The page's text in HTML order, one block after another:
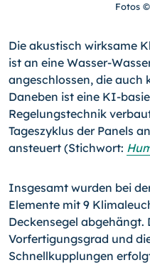
Fotos
Die akustisch wirksame
ist an eine Wasser-
angeschlossen, die auch
Daneben ist eine KI-
Regelungstechnik
Tageszyklus der Panels
ansteuert (Stichwort:
Insgesamt wurden bei
Elemente mit 9
Deckensegel abgehängt.
Vorfertigungsgrad und
Schnellkupplungen